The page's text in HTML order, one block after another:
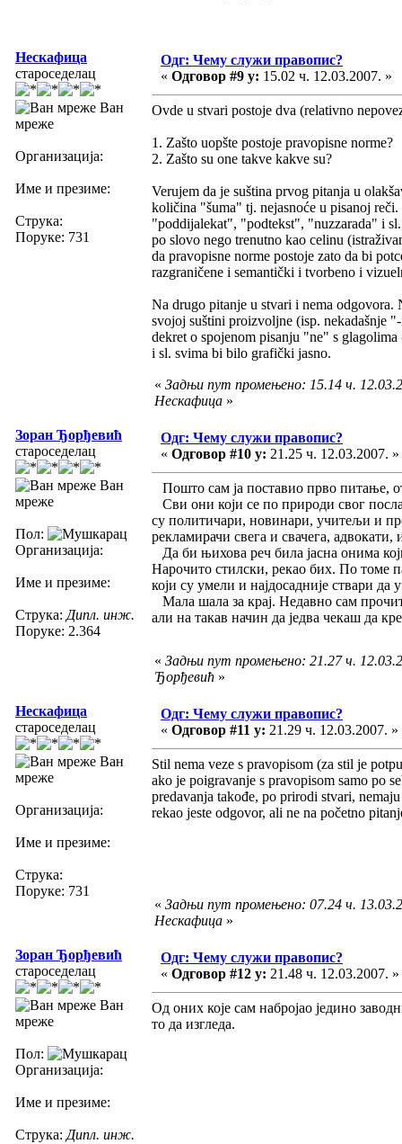
Нескафица
староседелац
Ван
мреже
Организација:
Име и презиме:
Струка:
Поруке: 731
Одг: Чему служи правопис?
« Одговор #9 у: 15.02 ч. 12.03.2007. »
Ovde u stvari postoje dva (relativno
1. Zašto uopšte postoje pravopisne norme?
2. Zašto su one takve kakve su?
Verujem da je suština prvog pitanja u
količina "šuma" tj. nejasnoće u pisanoj
"poddijalekat", "podtekst", "nuzzarada" i
po slovo nego trenutno kao celinu
da pravopisne norme postoje zato da bi
razgraničene i semantički i tvorbeno i
Na drugo pitanje u stvari i nema
svojoj suštini proizvoljne (isp. nekadašnje
dekret o spojenom pisanju "ne" s
i sl. svima bi bilo grafički jasno.
« Задњи пут промењено: 15.14 ч.
Нескафица »
Зоран Ђорђевић
староседелац
Ван
мреже
Пол:
Организација:
Име и презиме:
Струка: Дипл. инж.
Поруке: 2.364
Одг: Чему служи правопис?
« Одговор #10 у: 21.25 ч. 12.03.2007. »
Пошто сам ја поставио прво питање,
Сви они који се по природи свог
су политичари, новинари, учитељи и
рекламирачи свега и свачега,
Да би њихова реч била јасна онима
Нарочито стилски, рекао бих. По томе
који су умели и најдосадније ствари
Мала шала за крај. Недавно сам
али на такав начин да једва чекаш да
« Задњи пут промењено: 21.27 ч.
Ђорђевић »
Нескафица
староседелац
Ван
мреже
Организација:
Име и презиме:
Струка:
Поруке: 731
Одг: Чему служи правопис?
« Одговор #11 у: 21.29 ч. 12.03.2007. »
Stil nema veze s pravopisom (za stil je
ako je poigravanje s pravopisom samo po
predavanja takođe, po prirodi stvari,
rekao jeste odgovor, ali ne na početno
« Задњи пут промењено: 07.24 ч.
Нескафица »
Зоран Ђорђевић
староседелац
Ван
мреже
Пол:
Организација:
Име и презиме:
Струка: Дипл. инж.
Одг: Чему служи правопис?
« Одговор #12 у: 21.48 ч. 12.03.2007. »
Од оних које сам набројао једино
то да изгледа.